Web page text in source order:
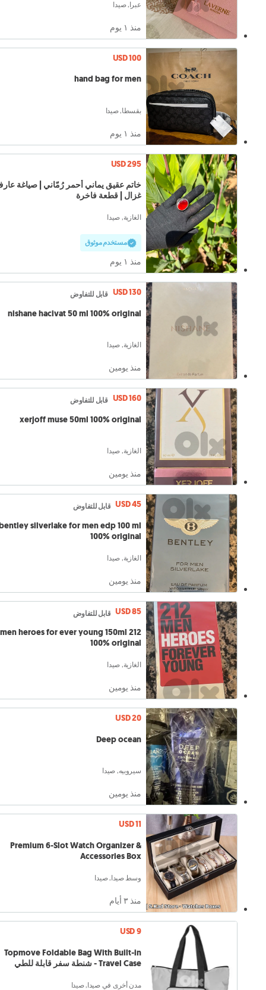
عبرا, صيدا
منذ ١ يوم
USD 100
hand bag for men
بقسطا, صيدا
منذ ١ يوم
USD 295
خاتم عقيق يماني أحمر رُمّاني | صياغة
غزال | قطعة فاخرة
الغازية, صيدا
مستخدم موثوق
منذ ١ يوم
USD 130 قابل للتفاوض
nishane hacivat 50 ml 100% original
الغازية, صيدا
منذ يومين
USD 160 قابل للتفاوض
xerjoff muse 50ml 100% original
الغازية, صيدا
منذ يومين
USD 45 قابل للتفاوض
silverlake for men edp 100 ml
100% original
الغازية, صيدا
منذ يومين
USD 85 قابل للتفاوض
212 men heroes for ever young 150ml
100% original
الغازية, صيدا
منذ يومين
USD 20
Deep ocean
سيروبيه, صيدا
منذ يومين
USD 11
Premium 6-Slot Watch Organizer &
Accessories Box
وسط صيدا, صيدا
منذ ٣ أيام
USD 9
Topmove Foldable Bag With Built-in
Travel Case - شنطة سفر قابلة للطي
مدن أخرى في صيدا, صيدا